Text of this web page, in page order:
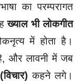
का परम्परागत
ख्याल भी लोकगीत
में होता है।
है, और लावनी में जब
कहने लगे।